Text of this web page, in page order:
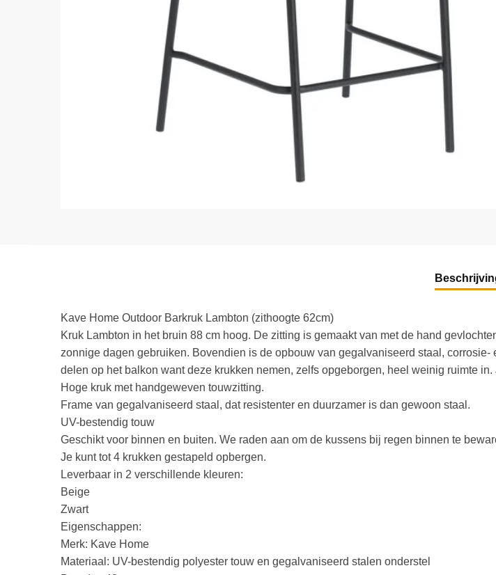
Kave Home Outdoor Barkruk Lambton (zithoogte 62cm)
Kruk Lambton in het bruin 88 cm hoog. De zitting is gemaakt van met de hand
zonnige dagen gebruiken. Bovendien is de opbouw van gegalvaniseerd staal,
delen op het balkon want deze krukken nemen, zelfs opgeborgen, heel weinig ruimte in.
Hoge kruk met handgeweven touwzitting.
Frame van gegalvaniseerd staal, dat resistenter en duurzamer is dan gewoon staal.
UV-bestendig touw
Geschikt voor binnen en buiten. We raden aan om de kussens bij regen binnen te
Je kunt tot 4 krukken gestapeld opbergen.
Leverbaar in 2 verschillende kleuren:
Beige
Zwart
Eigenschappen:
Merk: Kave Home
Materiaal: UV-bestendig polyester touw en gegalvaniseerd stalen onderstel